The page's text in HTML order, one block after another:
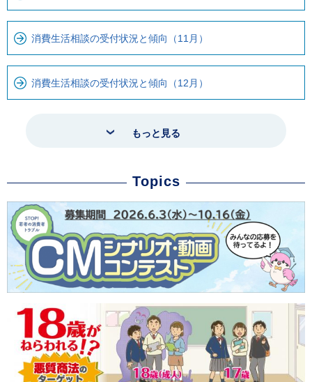
消費生活相談の受付状況と傾向（11月）
消費生活相談の受付状況と傾向（12月）
もっと見る
Topics